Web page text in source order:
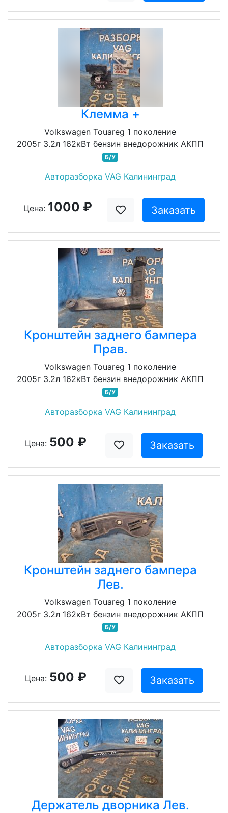
Клемма +
Volkswagen Touareg 1 поколение
2005г 3.2л 162кВт бензин внедорожник АКПП
Б/У
Авторазборка VAG Калининград
Цена: 1000 ₽ Заказать
Кронштейн заднего бампера
Прав.
Volkswagen Touareg 1 поколение
2005г 3.2л 162кВт бензин внедорожник АКПП
Б/У
Авторазборка VAG Калининград
Цена: 500 ₽ Заказать
Кронштейн заднего бампера
Лев.
Volkswagen Touareg 1 поколение
2005г 3.2л 162кВт бензин внедорожник АКПП
Б/У
Авторазборка VAG Калининград
Цена: 500 ₽ Заказать
Держатель дворника Лев.